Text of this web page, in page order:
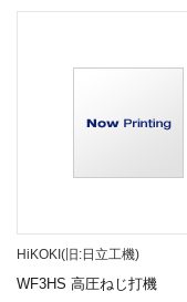
HiKOKI(旧:日立工機)
WF3HS 高圧ねじ打機